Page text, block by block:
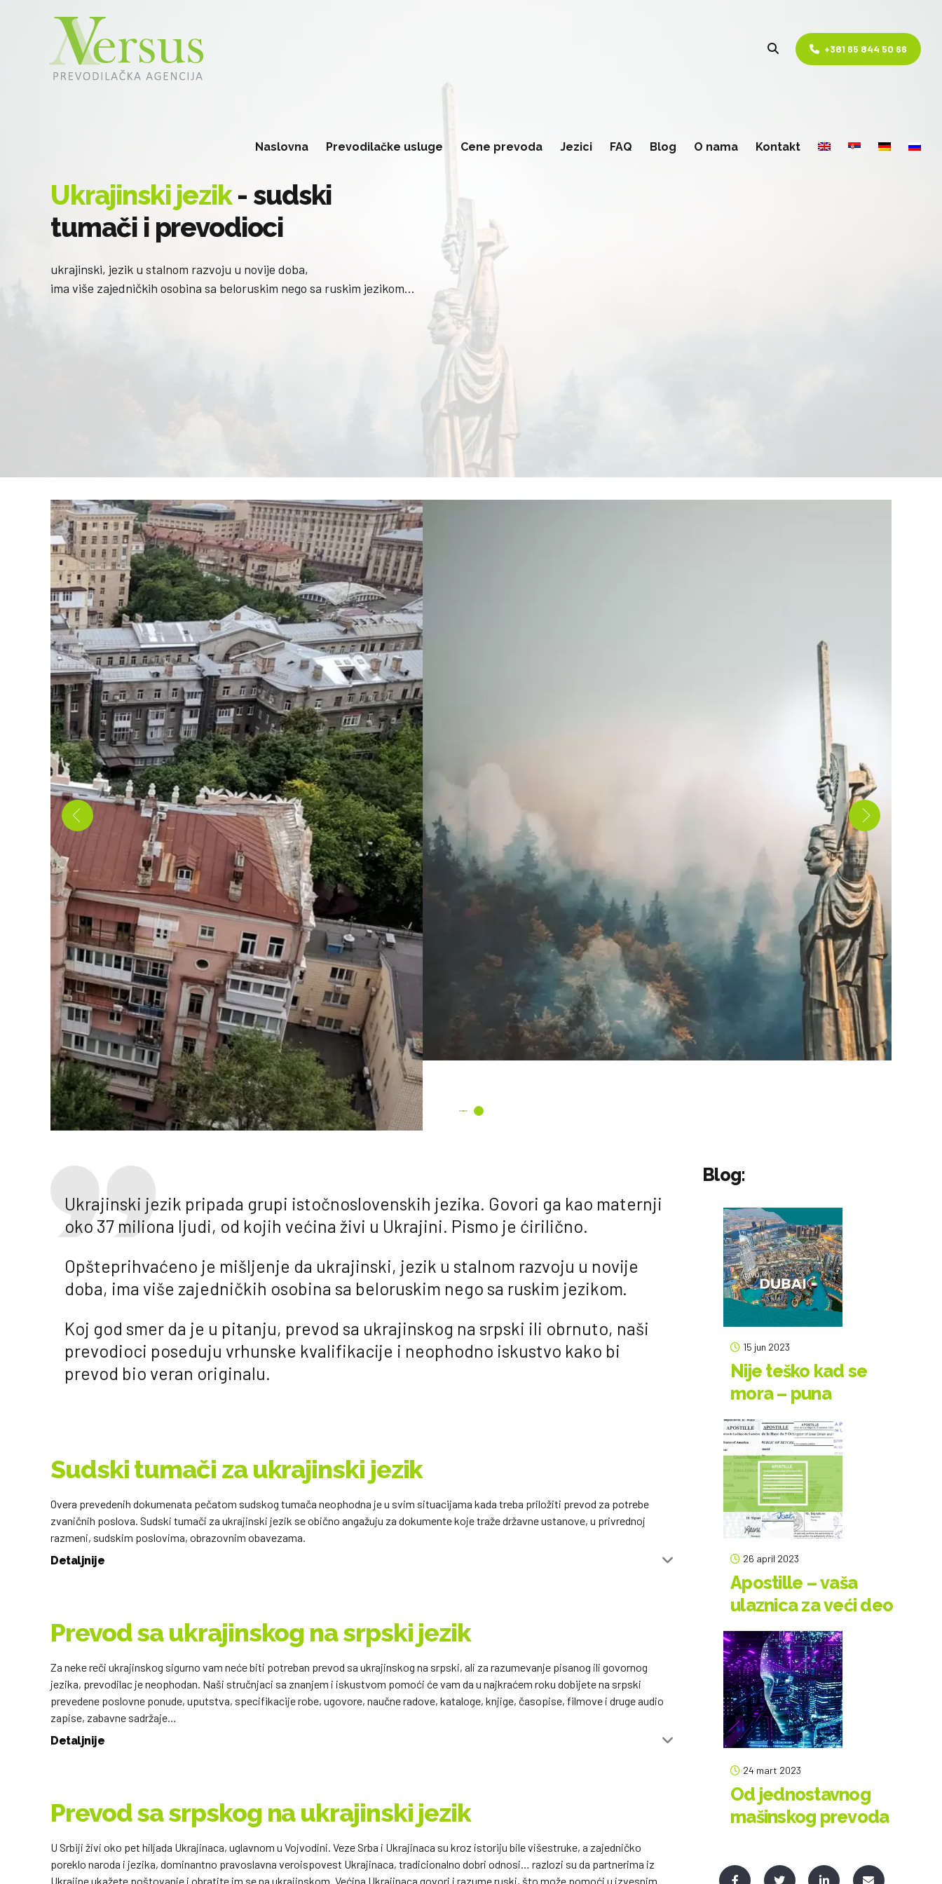
+381 65 844 50 66
Naslovna Prevodilačke usluge Cene prevoda Jezici FAQ Blog O nama Kontakt
Ukrajinski jezik- sudski
tumači i prevodioci
ukrajinski, jezik u stalnom razvoju u novije doba,
ima više zajedničkih osobina sa beloruskim nego sa ruskim jezikom…
Ukrajinski jezik pripada grupi istočnoslovenskih jezika. Govori ga kao maternji
oko 37 miliona ljudi, od kojih većina živi u Ukrajini. Pismo je ćirilično.
Opšteprihvaćeno je mišljenje da ukrajinski, jezik u stalnom razvoju u novije
doba, ima više zajedničkih osobina sa beloruskim nego sa ruskim jezikom.
Koj god smer da je u pitanju, prevod sa ukrajinskog na srpski ili obrnuto, naši
prevodioci poseduju vrhunske kvalifikacije i neophodno iskustvo kako bi
prevod bio veran originalu.
Sudski tumači za ukrajinski jezik
Overa prevedenih dokumenata pečatom sudskog tumača neophodna je u svim situacijama kada treba priložiti prevod za potrebe
zvaničnih poslova. Sudski tumači za ukrajinski jezik se obično angažuju za dokumente koje traže državne ustanove, u privrednoj
razmeni, sudskim poslovima, obrazovnim obavezama.
Detaljnije
Prevod sa ukrajinskog na srpski jezik
Za neke reči ukrajinskog sigurno vam neće biti potreban prevod sa ukrajinskog na srpski, ali za razumevanje pisanog ili govornog
jezika, prevodilac je neophodan. Naši stručnjaci sa znanjem i iskustvom pomoći će vam da u najkraćem roku dobijete na srpski
prevedene poslovne ponude, uputstva, specifikacije robe, ugovore, naučne radove, kataloge, knjige, časopise, filmove i druge audio
zapise, zabavne sadržaje…
Detaljnije
Prevod sa srpskog na ukrajinski jezik
U Srbiji živi oko pet hiljada Ukrajinaca, uglavnom u Vojvodini. Veze Srba i Ukrajinaca su kroz istoriju bile višestruke, a zajedničko
poreklo naroda i jezika, dominantno pravoslavna veroispovest Ukrajinaca, tradicionalno dobri odnosi… razlozi su da partnerima iz
Ukrajine ukažete poštovanje i obratite im se na ukrajinskom. Većina Ukrajinaca govori i razume ruski, što može pomoći u izvesnim
Blog:
15 jun 2023
Nije teško kad se
mora – puna
legalizacija
dokumenata
26 april 2023
Apostille – vaša
ulaznica za veći deo
svetske pozornice
24 mart 2023
Od jednostavnog
mašinskog prevoda
uticaj veštačke